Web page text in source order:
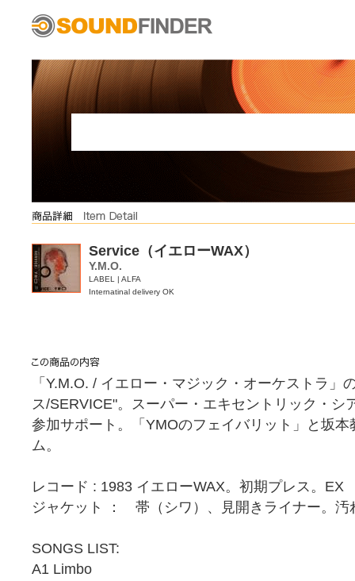
Service（イエローWAX）
Y.M.O.
LABEL | ALFA
Internatinal delivery OK
「Y.M.O. / イエロー・マジック・オーケストラ」
ス/SERVICE"。スーパー・エキセントリック・シ
参加サポート。「YMOのフェイバリット」と坂
ム。
レコード : 1983 イエローWAX。初期プレス。EX
ジャケット ： 帯（シワ）、見開きライナー。汚
SONGS LIST:
A1 Limbo